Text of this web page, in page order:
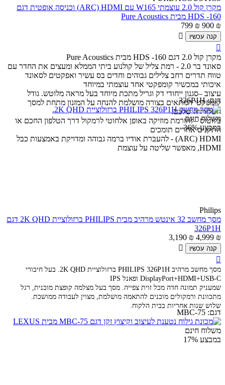
מקרן קול 2.0 עוצמתי W165 עם ARC) HDMI) וכניסה אופטית דגם
HDS -160 מבית Pure Acoustics
900 ₪
799 ₪
קנה עכשיו


מקרן קול 2.0 דגם HDS -160 מבית Pure Acoustics
סאונד בר 2.0 - רמת צליל של קולנוע ביתי הממלא ומעצים את החדר עם
טווח תדרים רחב צלילים גבוהים וחדים בס עשיר ואפקטים לסאונד
איכותי במכשיר קומפקטי אחד עוצמתי במיוחד
עיצוב –סגנון ייחודי דק וגריל מתכת מיוחד בעל מראה מלוטש. גודל
קומפקטי המתאים בצורה מושלמת להנחה על המזנון מתחת למסך
הטלוויזיה שלכם.
בלוטוס –להזרמת מוזיקה באופן אלחוטי לרמקול דרך הטלפון החכם או
התקנים אחרים תומכים
ARC) HDMI) - להעברת אודיו ברמה גבוהה ומדויקת באמצעות כבל
HDMI, מאפשר שליטה על עוצמת
דגם: 326P1H
משלוח חינם
במבצע36%
Philips
מסך מחשב 32 ‏אינטש מרהיב מבית PHILIPS ברזולוציית 2K QHD דגם
326P1H
4,999 ₪
3,190 ₪
קנה עכשיו


מסך מחשב מרהיב PHILIPS 326P1H ברזולוציית 2K QHD. בעל חיבורי
DisplayPort+HDMI+USB-C ופאנל IPS
שמעניק תמונה חדה מכל זוית צפייה. מסך בעל מצלמה קופצת מובנית, רגל
מתכוונת ורמקולים מובנים להתאמה מושלמת, מצוין לעבודה ממושכת.
שלוש שנות אחריות בבית הלקוח.
דגם: MBC-75
משלוח חינם
במבצע 17%